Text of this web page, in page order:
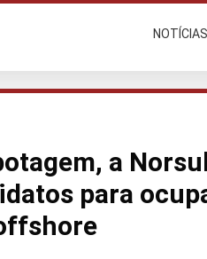
NOTÍCIAS
a
para